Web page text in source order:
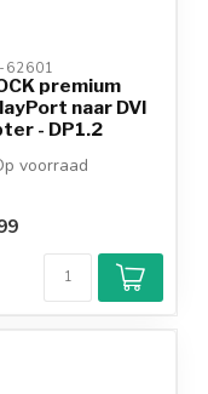
62601
premium
naar DVI
- DP1.2
voorraad